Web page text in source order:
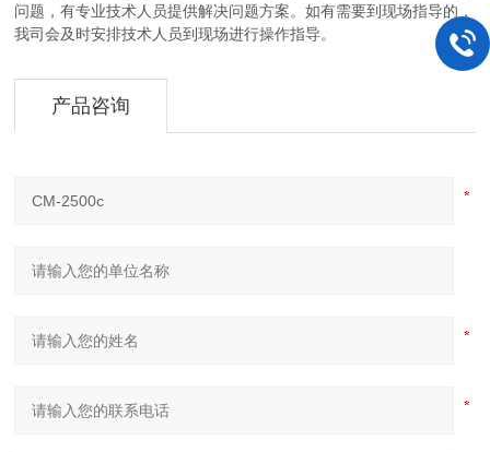
问题，有专业技术人员提供解决问题方案。如有需要到现场指导的，
我司会及时安排技术人员到现场进行操作指导。
产品咨询